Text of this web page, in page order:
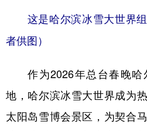
这是哈尔滨冰雪大世界组
者供图）
作为2026年总台春晚哈
地，哈尔滨冰雪大世界成为
太阳岛雪博会景区，为契合